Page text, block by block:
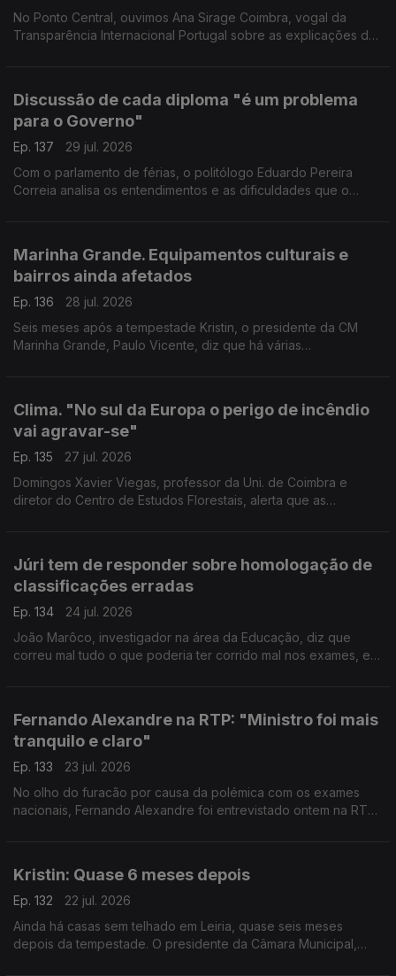
No Ponto Central, ouvimos Ana Sirage Coimbra, vogal da
Transparência Internacional Portugal sobre as explicações do
Discussão de cada diploma "é um problema
para o Governo"
Ep. 137
29 jul. 2026
Com o parlamento de férias, o politólogo Eduardo Pereira
Correia analisa os entendimentos e as dificuldades que o
Marinha Grande. Equipamentos culturais e
bairros ainda afetados
Ep. 136
28 jul. 2026
Seis meses após a tempestade Kristin, o presidente da CM
Marinha Grande, Paulo Vicente, diz que há várias
Clima. "No sul da Europa o perigo de incêndio
vai agravar-se"
Ep. 135
27 jul. 2026
Domingos Xavier Viegas, professor da Uni. de Coimbra e
diretor do Centro de Estudos Florestais, alerta que as
Júri tem de responder sobre homologação de
classificações erradas
Ep. 134
24 jul. 2026
João Marôco, investigador na área da Educação, diz que
correu mal tudo o que poderia ter corrido mal nos exames, e
Fernando Alexandre na RTP: "Ministro foi mais
tranquilo e claro"
Ep. 133
23 jul. 2026
No olho do furacão por causa da polémica com os exames
nacionais, Fernando Alexandre foi entrevistado ontem na RTP.
Kristin: Quase 6 meses depois
Ep. 132
22 jul. 2026
Ainda há casas sem telhado em Leiria, quase seis meses
depois da tempestade. O presidente da Câmara Municipal,